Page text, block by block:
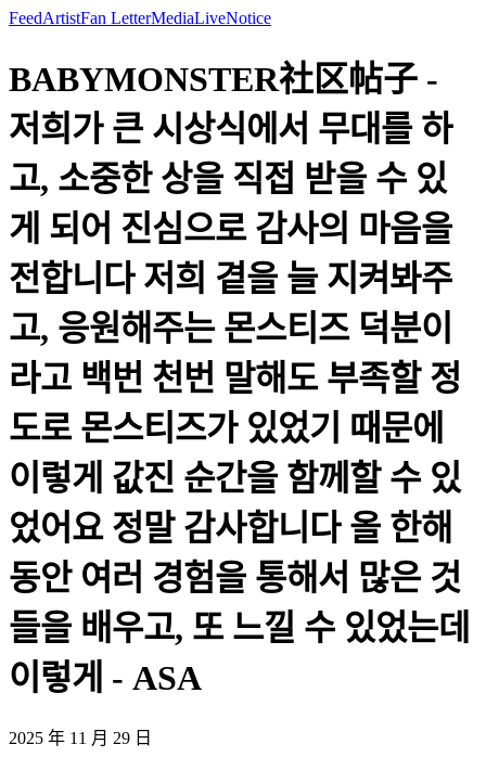
FeedArtistFan LetterMediaLiveNotice
BABYMONSTER社区帖子 -
저희가 큰 시상식에서 무대를 하
고, 소중한 상을 직접 받을 수 있
게 되어 진심으로 감사의 마음을
전합니다 저희 곁을 늘 지켜봐주
고, 응원해주는 몬스티즈 덕분이
라고 백번 천번 말해도 부족할 정
도로 몬스티즈가 있었기 때문에
이렇게 값진 순간을 함께할 수 있
었어요 정말 감사합니다 올 한해
동안 여러 경험을 통해서 많은 것
들을 배우고, 또 느낄 수 있었는데
이렇게 - ASA
2025 年 11 月 29 日